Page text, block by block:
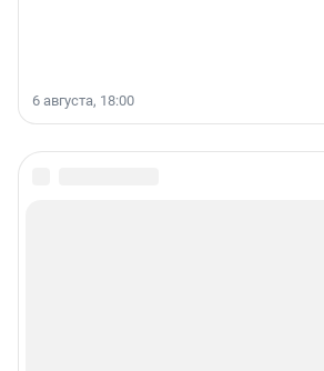
6 августа, 18:00